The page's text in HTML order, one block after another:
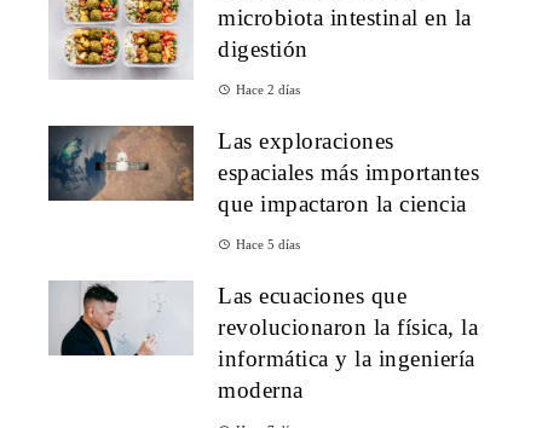
microbiota intestinal en la
digestión
Hace 2 días
Las exploraciones
espaciales más importantes
que impactaron la ciencia
Hace 5 días
Las ecuaciones que
revolucionaron la física, la
informática y la ingeniería
moderna